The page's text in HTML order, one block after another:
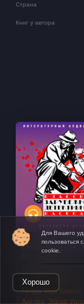
Страна
Книг у автора
Классика
детективного
Розен,Джек Лондон
Генри,Рой Викерс
Англез, Эдгар
Для Вашего
пользоваться
cookie.
Хорошо